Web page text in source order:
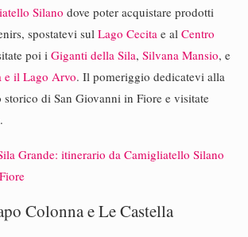
Silano dove poter acquistare prodotti
spostatevi sul Lago Cecita e al Centro
poi iGiganti della Sila, Silvana Mansio, e
e il Lago Arvo. Il pomeriggio dedicatevi alla
storico di San Giovanni in Fiore e visitate
Grande: itinerario da Camigliatello Silano
Colonna e Le Castella